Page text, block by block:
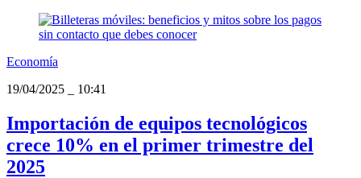
Economía
19/04/2025
10:41
Importación de equipos tecnológicos
crece 10% en el primer trimestre del
2025